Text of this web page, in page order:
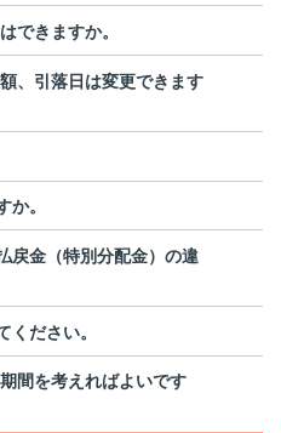
できますか。
、引落日は変更できます
か。
戻金（特別分配金）の違
ください。
間を考えればよいです